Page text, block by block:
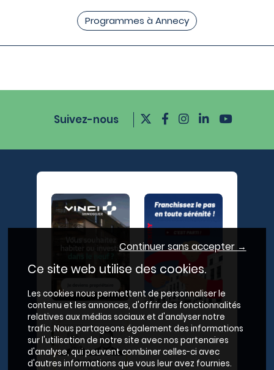
Programmes à Annecy
Suivez-nous
Continuer sans accepter →
Ce site web utilise des cookies.
Les cookies nous permettent de personnaliser le
contenu et les annonces, d'offrir des fonctionnalités
relatives aux médias sociaux et d'analyser notre
trafic. Nous partageons également des informations
sur l'utilisation de notre site avec nos partenaires
d'analyse, qui peuvent combiner celles-ci avec
d'autres informations que vous leur avez fournies.